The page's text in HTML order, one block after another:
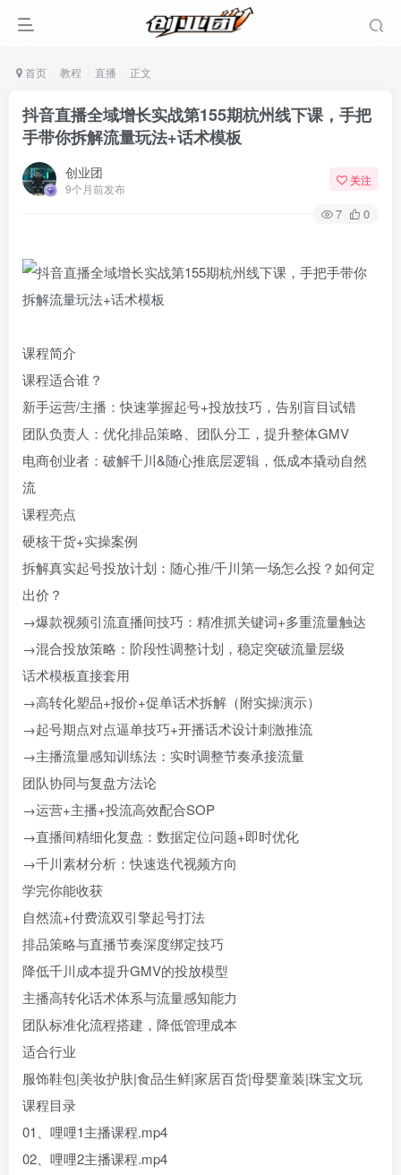
首页 教程 直播 正文
抖音直播全域增长实战第155期杭州线下课，手把
手带你拆解流量玩法+话术模板
创业团
9个月前发布
关注
7 0
课程简介
课程适合谁？​​
新手运营/主播：快速掌握起号+投放技巧，告别盲目试错
团队负责人：优化排品策略、团队分工，提升整体GMV
电商创业者：破解千川&随心推底层逻辑，低成本撬动自然
流
课程亮点​
硬核干货+实操案例
拆解真实起号投放计划：随心推/千川第一场怎么投？如何定
出价？
→爆款视频引流直播间技巧：精准抓关键词+多重流量触达
→混合投放策略：阶段性调整计划，稳定突破流量层级
​话术模板直接套用​
→高转化塑品+报价+促单话术拆解（附实操演示）
→起号期点对点逼单技巧+开播话术设计刺激推流
→主播流量感知训练法：实时调整节奏承接流量
团队协同与复盘方法论​
→运营+主播+投流高效配合SOP
→直播间精细化复盘：数据定位问题+即时优化
→千川素材分析：快速迭代视频方向
学完你能收获​
自然流+付费流双引擎起号打法
排品策略与直播节奏深度绑定技巧
降低千川成本提升GMV的投放模型
主播高转化话术体系与流量感知能力
团队标准化流程搭建，降低管理成本
​适合行业​
服饰鞋包|美妆护肤|食品生鲜|家居百货|母婴童装|珠宝文玩
课程目录
01、哩哩1主播课程.mp4
02、哩哩2主播课程.mp4